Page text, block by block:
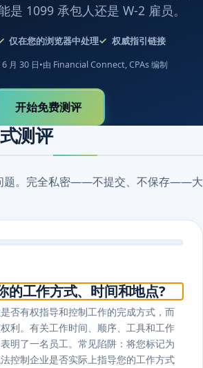
是 1099 承包人还是 W-2 雇员。
仅在您的浏览器中处理 权威指引链接
月 30 日•由 Financial Connect, CPAs 编制
开始免费测评
测评
题。完全私密——不提交、不保存——大
的工作方式、时间和地点?
否有权指导和控制工作的完成方式，而
利。有关工作时间、顺序、工具和工作
明了一名员工。常见陷阱：将您标记为
控制企业是否实际上指导您的工作方式